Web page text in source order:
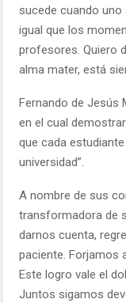
sucede cuando
igual que los
profesores. Quiero
alma mater, está
Fernando de Jesús
en el cual
que cada
universidad”.
A nombre de sus
transformadora de
darnos cuenta,
paciente. Forjamos
Este logro vale el
Juntos sigamos